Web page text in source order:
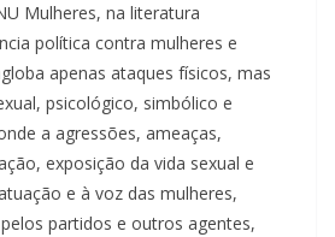
Mulheres, na literatura
política contra mulheres e
apenas ataques físicos, mas
psicológico, simbólico e
a agressões, ameaças,
exposição da vida sexual e
e à voz das mulheres,
partidos e outros agentes,